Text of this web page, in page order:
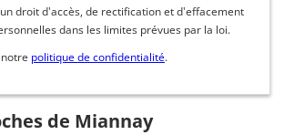
droit d'accès, de rectification et d'effacement
dans les limites prévues par la loi.
politique de confidentialité.
de Miannay